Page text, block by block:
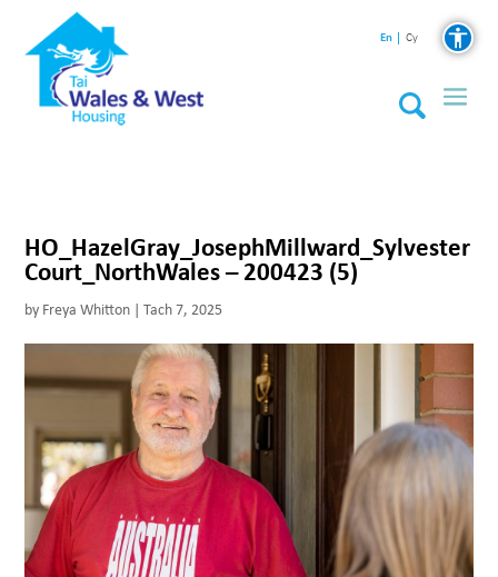
En Cy
HO_HazelGray_JosephMillward_Sylvester
Court_NorthWales – 200423 (5)
by Freya Whitton |Tach 7, 2025